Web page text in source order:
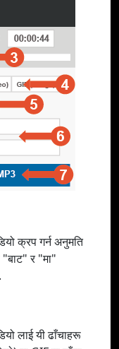
क्रप गर्न अनुमति
"बाट" र "मा"
लाई यी ढाँचाहरू